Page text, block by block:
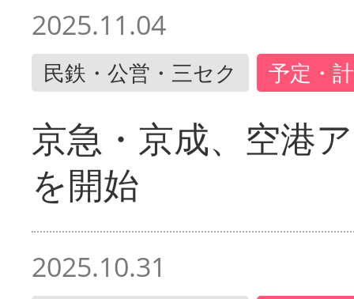
2025.11.04
民鉄・公営・三セク 予定・
京急・京成、空港
を開始
2025.10.31